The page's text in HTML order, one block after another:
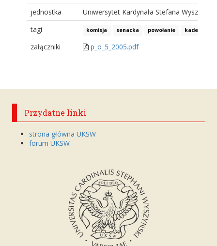
jednostka
Uniwersytet Kardynała Stefana
tagi
komisja senacka powołanie kadencja
załączniki p_o_5_2005.pdf
Przydatne linki
strona główna UKSW
forum UKSW